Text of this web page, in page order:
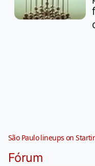
São Paulo lineups on
Fórum